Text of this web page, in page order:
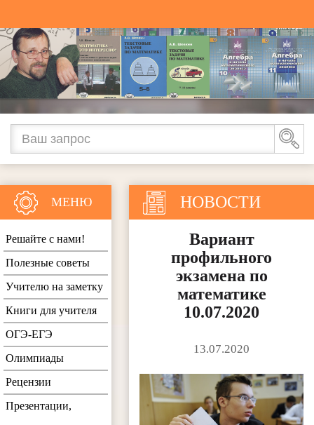
НОВОСТИ
Вариант
профильного
экзамена по
математике
10.07.2020
13.07.2020
МЕНЮ
Решайте с нами!
Полезные советы
Учителю на заметку
Книги для учителя
ОГЭ-ЕГЭ
Олимпиады
Рецензии
Презентации,